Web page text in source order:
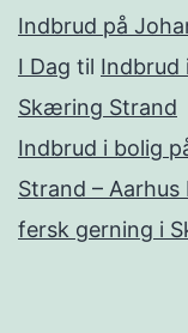
Indbrud på
I Dag til Indbrud
Skæring Strand
Indbrud i bolig
Strand – Aarhus
fersk gerning i